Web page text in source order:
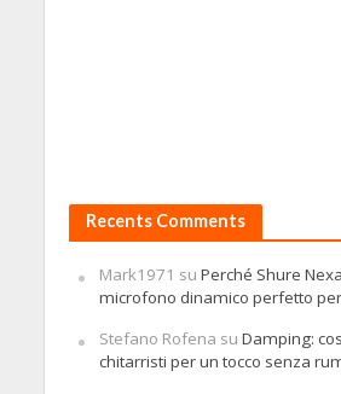
Recents Comments
Mark1971 su Perché Shure
microfono dinamico perfetto
Stefano Rofena su Damping:
chitarristi per un tocco senza